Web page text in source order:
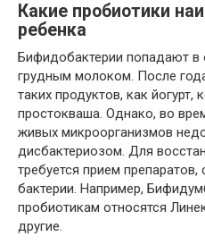
Какие пробиотики
ребенка
Бифидобактерии попадают в
грудным молоком. После
таких продуктов, как йогурт,
простокваша. Однако, во
живых микроорганизмов
дисбактериозом. Для
требуется прием
бактерии. Например,
пробиотикам относятся
другие.